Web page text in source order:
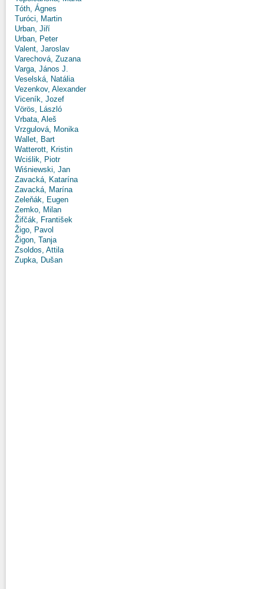
Tóth, Ágnes
Turóci, Martin
Urban, Jiří
Urban, Peter
Valent, Jaroslav
Varechová, Zuzana
Varga, János J.
Veselská, Natália
Vezenkov, Alexander
Viceník, Jozef
Vörös, László
Vrbata, Aleš
Vrzgulová, Monika
Wallet, Bart
Watterott, Kristin
Wciślik, Piotr
Wiśniewski, Jan
Zavacká, Katarína
Zavacká, Marína
Zeleňák, Eugen
Zemko, Milan
Žifčák, František
Žigo, Pavol
Žigon, Tanja
Zsoldos, Attila
Zupka, Dušan